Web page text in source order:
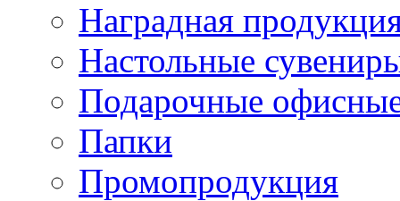
Наградная
Настольные
Подарочные
Папки
Промопродукция